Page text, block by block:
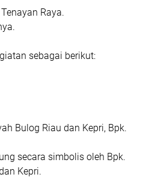
Raya.
sebagai berikut:
Bulog Riau dan Kepri, Bpk.
secara simbolis oleh Bpk.
Kepri.